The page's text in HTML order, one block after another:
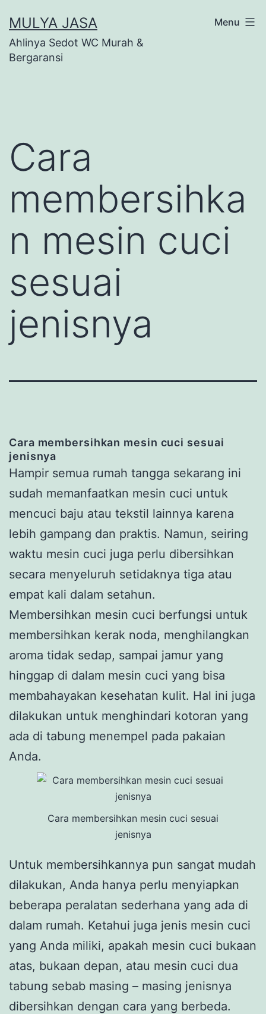
to
content
MULYA JASA
Ahlinya Sedot WC Murah &
Bergaransi
Menu
Cara
membersihka
n mesin cuci
sesuai
jenisnya
Cara membersihkan mesin cuci sesuai
jenisnya
Hampir semua rumah tangga sekarang ini
sudah memanfaatkan mesin cuci untuk
mencuci baju atau tekstil lainnya karena
lebih gampang dan praktis. Namun, seiring
waktu mesin cuci juga perlu dibersihkan
secara menyeluruh setidaknya tiga atau
empat kali dalam setahun.
Membersihkan mesin cuci berfungsi untuk
membersihkan kerak noda, menghilangkan
aroma tidak sedap, sampai jamur yang
hinggap di dalam mesin cuci yang bisa
membahayakan kesehatan kulit. Hal ini juga
dilakukan untuk menghindari kotoran yang
ada di tabung menempel pada pakaian
Anda.
Cara membersihkan mesin cuci sesuai
jenisnya
Untuk membersihkannya pun sangat mudah
dilakukan, Anda hanya perlu menyiapkan
beberapa peralatan sederhana yang ada di
dalam rumah. Ketahui juga jenis mesin cuci
yang Anda miliki, apakah mesin cuci bukaan
atas, bukaan depan, atau mesin cuci dua
tabung sebab masing – masing jenisnya
dibersihkan dengan cara yang berbeda.